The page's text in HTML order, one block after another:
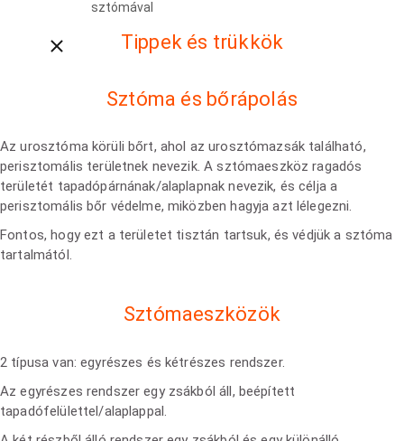
Close breadcrumbs
sztómával
Tippek és trükkök
Sztóma és bőrápolás
Az urosztóma körüli bőrt, ahol az urosztómazsák található,
perisztomális területnek nevezik. A sztómaeszköz ragadós
területét tapadópárnának/alaplapnak nevezik, és célja a
perisztomális bőr védelme, miközben hagyja azt lélegezni.
Fontos, hogy ezt a területet tisztán tartsuk, és védjük a sztóma
tartalmától.
Sztómaeszközök
2 típusa van: egyrészes és kétrészes rendszer.
Az egyrészes rendszer egy zsákból áll, beépített
tapadófelülettel/alaplappal.